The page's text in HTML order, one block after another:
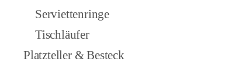
Serviettenringe
Tischläufer
Platzteller & Besteck